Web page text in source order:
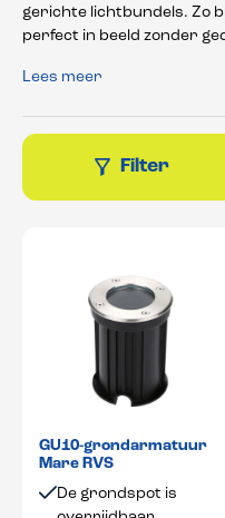
gerichte lichtbundels. Zo
perfect in beeld zonder
Lees meer
Filter
GU10-grondarmatuur
Mare RVS
De grondspot is